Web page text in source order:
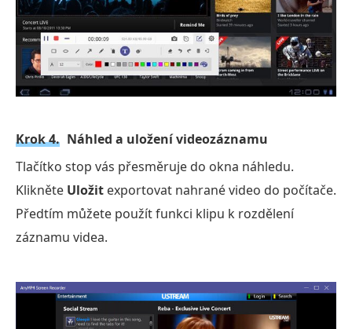
Krok 4. Náhled a uložení videozáznamu
Tlačítko stop vás přesměruje do okna náhledu.
Klikněte Uložit exportovat nahrané video do počítače.
Předtím můžete použít funkci klipu k rozdělení
záznamu videa.